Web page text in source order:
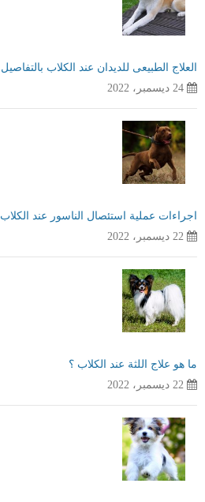
العلاج الطبيعى للديدان عند الكلاب بالتفاصيل
24 ديسمبر، 2022
اجراءات عملية استئصال الناسور عند الكلاب
22 ديسمبر، 2022
ما هو علاج اللثة عند الكلاب ؟
22 ديسمبر، 2022